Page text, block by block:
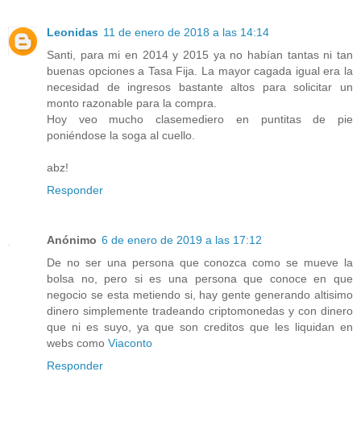
Leonidas 11 de enero de 2018 a las 14:14
Santi, para mi en 2014 y 2015 ya no habían tantas ni tan
buenas opciones a Tasa Fija. La mayor cagada igual era la
necesidad de ingresos bastante altos para solicitar un
monto razonable para la compra.
Hoy veo mucho clasemediero en puntitas de pie
poniéndose la soga al cuello.
abz!
Responder
Anónimo 6 de enero de 2019 a las 17:12
De no ser una persona que conozca como se mueve la
bolsa no, pero si es una persona que conoce en que
negocio se esta metiendo si, hay gente generando altisimo
dinero simplemente tradeando criptomonedas y con dinero
que ni es suyo, ya que son creditos que les liquidan en
webs como Viaconto
Responder